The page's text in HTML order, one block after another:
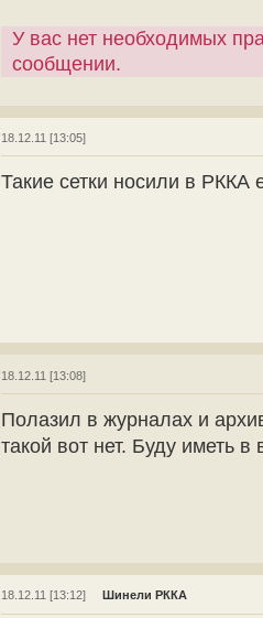
У вас нет необходимых
сообщении.
18.12.11 [13:05]
Такие сетки носили в
18.12.11 [13:08]
Полазил в журналах и
такой вот нет. Буду иметь
18.12.11 [13:12] Шинели РККА